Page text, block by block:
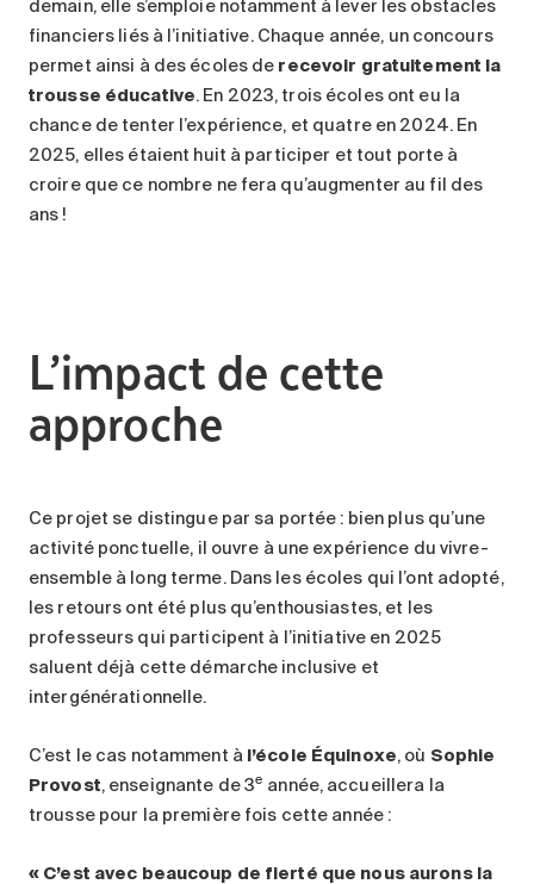
demain, elle s’emploie notamment à lever les obstacles
financiers liés à l’initiative. Chaque année, un concours
permet ainsi à des écoles de recevoir gratuitement la
trousse éducative. En 2023, trois écoles ont eu la
chance de tenter l’expérience, et quatre en 2024. En
2025, elles étaient huit à participer et tout porte à
croire que ce nombre ne fera qu’augmenter au fil des
ans !
L’impact de cette
approche
Ce projet se distingue par sa portée : bien plus qu’une
activité ponctuelle, il ouvre à une expérience du vivre-
ensemble à long terme. Dans les écoles qui l’ont adopté,
les retours ont été plus qu’enthousiastes, et les
professeurs qui participent à l’initiative en 2025
saluent déjà cette démarche inclusive et
intergénérationnelle.
C’est le cas notamment à l’école Équinoxe, où Sophie
Provost, enseignante de 3e année, accueillera la
trousse pour la première fois cette année :
« C’est avec beaucoup de fierté que nous aurons la